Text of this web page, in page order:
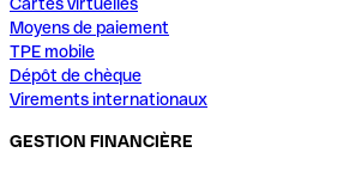
Moyens de paiement
TPE mobile
Dépôt de chèque
Virements internationaux
GESTION FINANCIÈRE